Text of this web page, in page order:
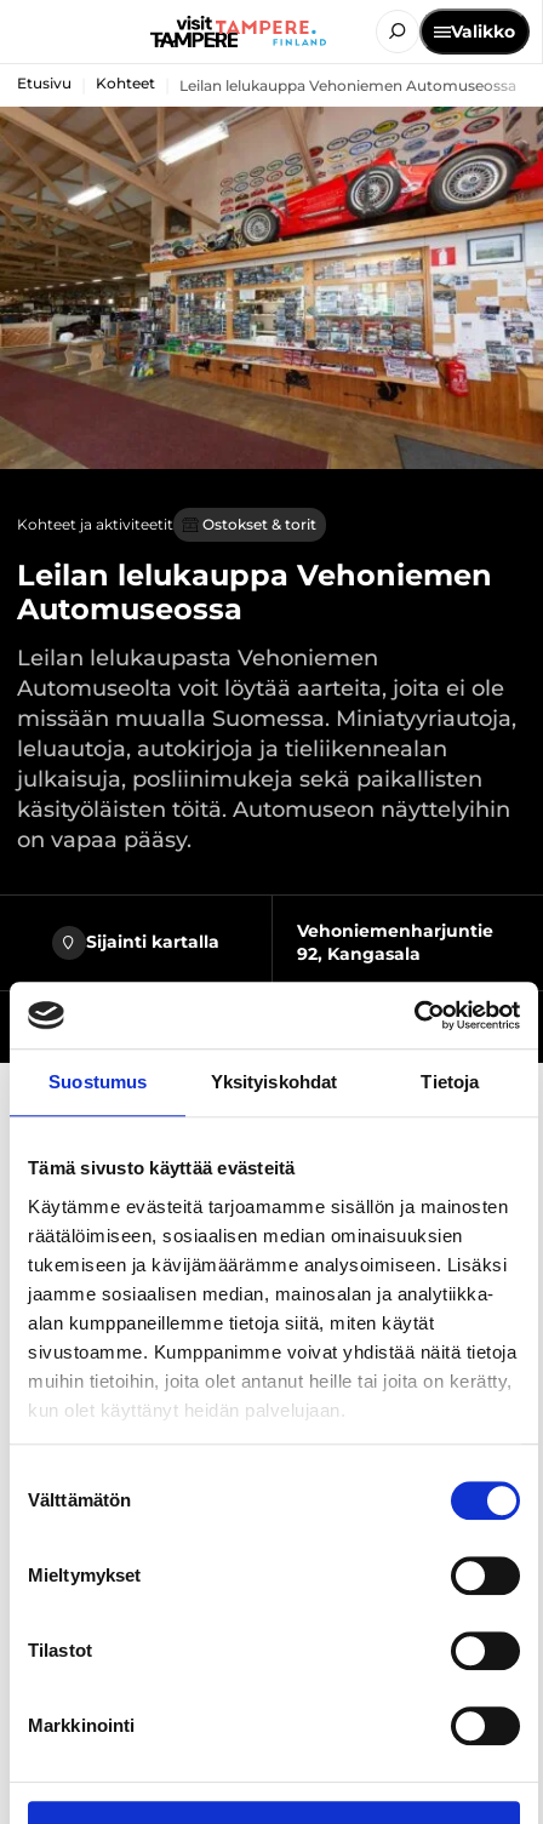
Suostumus Yksityiskohdat Tietoja
Tämä sivusto käyttää evästeitä
Käytämme evästeitä tarjoamamme sisällön ja mainosten
räätälöimiseen, sosiaalisen median ominaisuuksien
tukemiseen ja kävijämäärämme analysoimiseen. Lisäksi
jaamme sosiaalisen median, mainosalan ja analytiikka-
alan kumppaneillemme tietoja siitä, miten käytät
sivustoamme. Kumppanimme voivat yhdistää näitä tietoja
muihin tietoihin, joita olet antanut heille tai joita on kerätty,
kun olet käyttänyt heidän palvelujaan.
valinta
Välttämätön
Mieltymykset
Tilastot
Markkinointi
Valikko
Etusivu Kohteet Leilan lelukauppa Vehoniemen Automuseossa
Kohteet ja aktiviteetit Ostokset & torit
Leilan lelukauppa Vehoniemen
Automuseossa
Leilan lelukaupasta Vehoniemen
Automuseolta voit löytää aarteita, joita ei ole
missään muualla Suomessa. Miniatyyriautoja,
leluautoja, autokirjoja ja tieliikennealan
julkaisuja, posliinimukeja sekä paikallisten
käsityöläisten töitä. Automuseon näyttelyihin
on vapaa pääsy.
Sijainti kartalla
Vehoniemenharjuntie
92, Kangasala
Jaa sivu
Leilan lelukaupasta Vehoniemen Automuseolta
voit löytää aarteita, joita ei ole missään muualla
Suomessa. Miniatyyriautoja, leluautoja, autokirjoja
ja tieliikennealan julkaisuja, posliinimukeja sekä
paikallisten käsityöläisten töitä.
Automuseon näyttelyihin on vapaa pääsy.